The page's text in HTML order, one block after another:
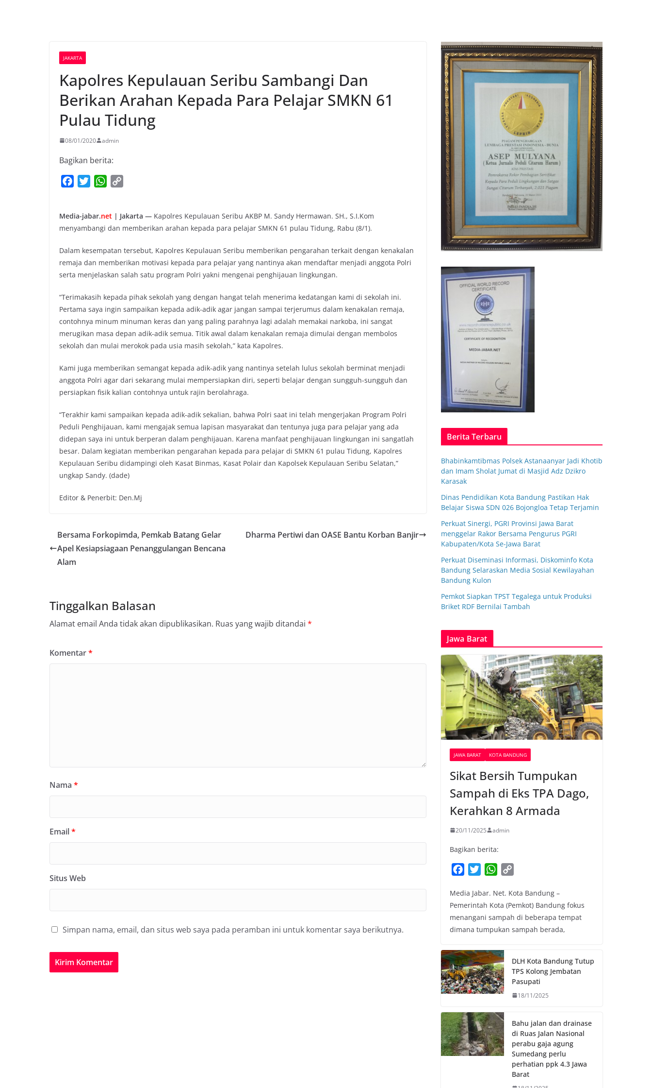
JAKARTA
Kapolres Kepulauan Seribu Sambangi Dan
Berikan Arahan Kepada Para Pelajar SMKN 61
Pulau Tidung
08/01/2020 admin
Bagikan berita:
e
b
k
t
t
W
t
s
p
y
L
Media-jabar.net | Jakarta — Kapolres Kepulauan Seribu AKBP M. Sandy Hermawan. SH., S.I.Kom
menyambangi dan memberikan arahan kepada para pelajar SMKN 61 pulau Tidung, Rabu (8/1).
Dalam kesempatan tersebut, Kapolres Kepulauan Seribu memberikan pengarahan terkait dengan kenakalan
remaja dan memberikan motivasi kepada para pelajar yang nantinya akan mendaftar menjadi anggota Polri
serta menjelaskan salah satu program Polri yakni mengenai penghijauan lingkungan.
“Terimakasih kepada pihak sekolah yang dengan hangat telah menerima kedatangan kami di sekolah ini.
Pertama saya ingin sampaikan kepada adik-adik agar jangan sampai terjerumus dalam kenakalan remaja,
contohnya minum minuman keras dan yang paling parahnya lagi adalah memakai narkoba, ini sangat
merugikan masa depan adik-adik semua. Titik awal dalam kenakalan remaja dimulai dengan membolos
sekolah dan mulai merokok pada usia masih sekolah,” kata Kapolres.
Kami juga memberikan semangat kepada adik-adik yang nantinya setelah lulus sekolah berminat menjadi
anggota Polri agar dari sekarang mulai mempersiapkan diri, seperti belajar dengan sungguh-sungguh dan
persiapkan fisik kalian contohnya untuk rajin berolahraga.
“Terakhir kami sampaikan kepada adik-adik sekalian, bahwa Polri saat ini telah mengerjakan Program Polri
Peduli Penghijauan, kami mengajak semua lapisan masyarakat dan tentunya juga para pelajar yang ada
didepan saya ini untuk berperan dalam penghijauan. Karena manfaat penghijauan lingkungan ini sangatlah
besar. Dalam kegiatan memberikan pengarahan kepada para pelajar di SMKN 61 pulau Tidung, Kapolres
Kepulauan Seribu didampingi oleh Kasat Binmas, Kasat Polair dan Kapolsek Kepulauan Seribu Selatan,”
ungkap Sandy. (dade)
Editor & Penerbit: Den.Mj
Bersama Forkopimda, Pemkab Batang Gelar
Apel Kesiapsiagaan Penanggulangan Bencana
Alam
Dharma Pertiwi dan OASE Bantu Korban Banjir
Tinggalkan Balasan
Alamat email Anda tidak akan dipublikasikan. Ruas yang wajib ditandai *
Komentar*
Nama *
Email*
Situs Web
Simpan nama, email, dan situs web saya pada peramban ini untuk komentar saya berikutnya.
Berita Terbaru
Bhabinkamtibmas Polsek Astanaanyar Jadi Khotib
dan Imam Sholat Jumat di Masjid Adz Dzikro
Karasak
Dinas Pendidikan Kota Bandung Pastikan Hak
Belajar Siswa SDN 026 Bojongloa Tetap Terjamin
Perkuat Sinergi, PGRI Provinsi Jawa Barat
menggelar Rakor Bersama Pengurus PGRI
Kabupaten/Kota Se-Jawa Barat
Perkuat Diseminasi Informasi, Diskominfo Kota
Bandung Selaraskan Media Sosial Kewilayahan
Bandung Kulon
Pemkot Siapkan TPST Tegalega untuk Produksi
Briket RDF Bernilai Tambah
Jawa Barat
JAWA BARAT KOTA BANDUNG
Sikat Bersih Tumpukan
Sampah di Eks TPA Dago,
Kerahkan 8 Armada
20/11/2025 admin
Bagikan berita:
c
e
b
o
k
i
t
t
e
W
a
t
s
A
p
p
y
L
i
k
Media Jabar. Net. Kota Bandung –
Pemerintah Kota (Pemkot) Bandung fokus
menangani sampah di beberapa tempat
dimana tumpukan sampah berada,
DLH Kota Bandung Tutup
TPS Kolong Jembatan
Pasupati
18/11/2025
Bahu jalan dan drainase
di Ruas Jalan Nasional
perabu gaja agung
Sumedang perlu
perhatian ppk 4.3 Jawa
Barat